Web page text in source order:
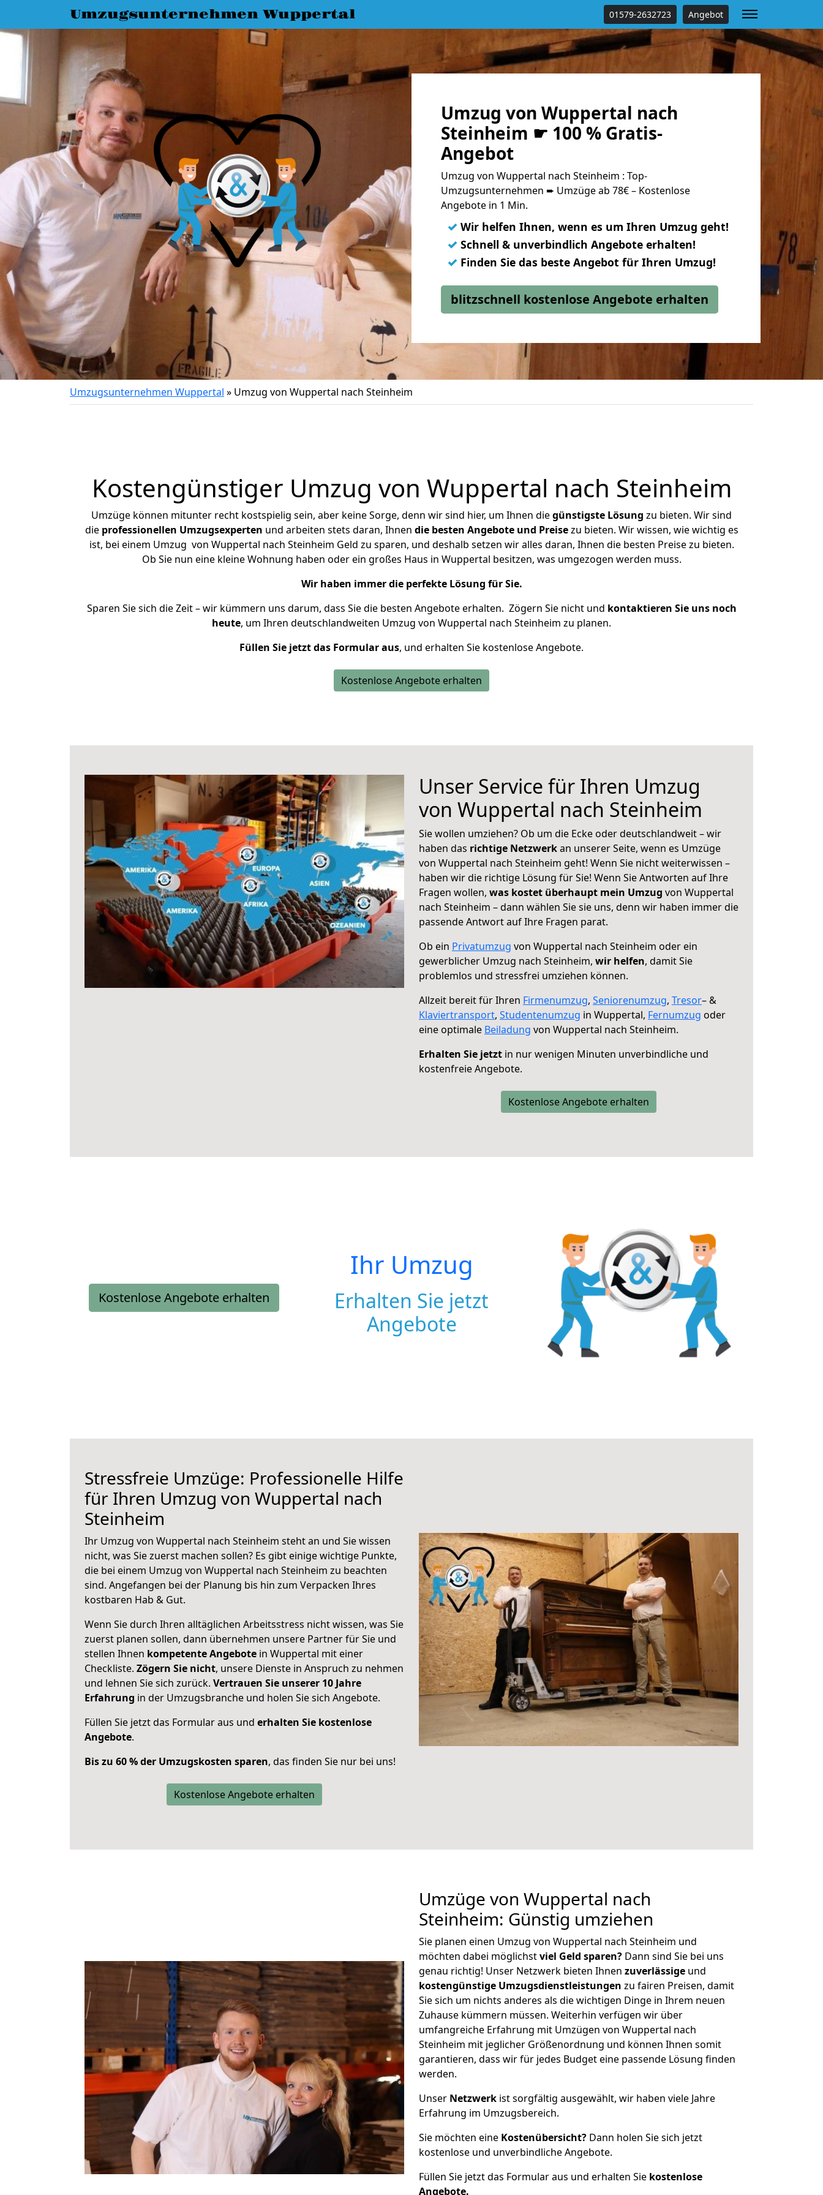
Umzugsunternehmen Wuppertal 01579-2632723 Angebot
Umzug von Wuppertal nach
Steinheim ☛ 100 % Gratis-
Angebot
Umzug von Wuppertal nach Steinheim : Top-
Umzugsunternehmen ➨ Umzüge ab 78€ – Kostenlose
Angebote in 1 Min.
✓ Wir helfen Ihnen, wenn es um Ihren Umzug geht!
✓ Schnell & unverbindlich Angebote erhalten!
✓ Finden Sie das beste Angebot für Ihren Umzug!
blitzschnell kostenlose Angebote erhalten
Umzugsunternehmen Wuppertal » Umzug von Wuppertal nach Steinheim
Kostengünstiger Umzug von Wuppertal nach Steinheim
Umzüge können mitunter recht kostspielig sein, aber keine Sorge, denn wir sind hier, um Ihnen diegünstigste Lösung zu bieten. Wir sind
die professionellen Umzugsexperten und arbeiten stets daran, Ihnen die besten Angebote und Preisezu bieten. Wir wissen, wie wichtig es
ist, bei einem Umzug von Wuppertal nach Steinheim Geld zu sparen, und deshalb setzen wir alles daran, Ihnen die besten Preise zu bieten.
Ob Sie nun eine kleine Wohnung haben oder ein großes Haus in Wuppertal besitzen, was umgezogen werden muss.
Wir haben immer die perfekte Lösung für Sie.
Sparen Sie sich die Zeit – wir kümmern uns darum, dass Sie die besten Angebote erhalten. Zögern Sie nicht und kontaktieren Sie uns noch
heute, um Ihren deutschlandweiten Umzug von Wuppertal nach Steinheim zu planen.
Füllen Sie jetzt das Formular aus, und erhalten Sie kostenlose Angebote.
Kostenlose Angebote erhalten
Unser Service für Ihren Umzug
von Wuppertal nach Steinheim
Sie wollen umziehen? Ob um die Ecke oder deutschlandweit – wir
haben das richtige Netzwerkan unserer Seite, wenn es Umzüge
von Wuppertal nach Steinheim geht! Wenn Sie nicht weiterwissen –
haben wir die richtige Lösung für Sie! Wenn Sie Antworten auf Ihre
Fragen wollen, was kostet überhaupt mein Umzug von Wuppertal
nach Steinheim – dann wählen Sie sie uns, denn wir haben immer die
passende Antwort auf Ihre Fragen parat.
Ob ein Privatumzug von Wuppertal nach Steinheim oder ein
gewerblicher Umzug nach Steinheim, wir helfen, damit Sie
problemlos und stressfrei umziehen können.
Allzeit bereit für Ihren Firmenumzug, Seniorenumzug, Tresor– &
Klaviertransport, Studentenumzug in Wuppertal, Fernumzug oder
eine optimale Beiladung von Wuppertal nach Steinheim.
Erhalten Sie jetzt in nur wenigen Minuten unverbindliche und
kostenfreie Angebote.
Kostenlose Angebote erhalten
Kostenlose Angebote erhalten
Ihr Umzug
Erhalten Sie jetzt
Angebote
Stressfreie Umzüge: Professionelle Hilfe
für Ihren Umzug von Wuppertal nach
Steinheim
Ihr Umzug von Wuppertal nach Steinheim steht an und Sie wissen
nicht, was Sie zuerst machen sollen? Es gibt einige wichtige Punkte,
die bei einem Umzug von Wuppertal nach Steinheim zu beachten
sind. Angefangen bei der Planung bis hin zum Verpacken Ihres
kostbaren Hab & Gut.
Wenn Sie durch Ihren alltäglichen Arbeitsstress nicht wissen, was Sie
zuerst planen sollen, dann übernehmen unsere Partner für Sie und
stellen Ihnen kompetente Angebote in Wuppertal mit einer
Checkliste. Zögern Sie nicht, unsere Dienste in Anspruch zu nehmen
und lehnen Sie sich zurück. Vertrauen Sie unserer 10 Jahre
Erfahrung in der Umzugsbranche und holen Sie sich Angebote.
Füllen Sie jetzt das Formular aus und erhalten Sie kostenlose
Angebote.
Bis zu 60 % der Umzugskosten sparen, das finden Sie nur bei uns!
Kostenlose Angebote erhalten
Umzüge von Wuppertal nach
Steinheim: Günstig umziehen
Sie planen einen Umzug von Wuppertal nach Steinheim und
möchten dabei möglichstviel Geld sparen? Dann sind Sie bei uns
genau richtig! Unser Netzwerk bieten Ihnen zuverlässige und
kostengünstige Umzugsdienstleistungen zu fairen Preisen, damit
Sie sich um nichts anderes als die wichtigen Dinge in Ihrem neuen
Zuhause kümmern müssen. Weiterhin verfügen wir über
umfangreiche Erfahrung mit Umzügen von Wuppertal nach
Steinheim mit jeglicher Größenordnung und können Ihnen somit
garantieren, dass wir für jedes Budget eine passende Lösung finden
werden.
Unser Netzwerk ist sorgfältig ausgewählt, wir haben viele Jahre
Erfahrung im Umzugsbereich.
Sie möchten eine Kostenübersicht? Dann holen Sie sich jetzt
kostenlose und unverbindliche Angebote.
Füllen Sie jetzt das Formular aus und erhalten Sie kostenlose
Angebote.